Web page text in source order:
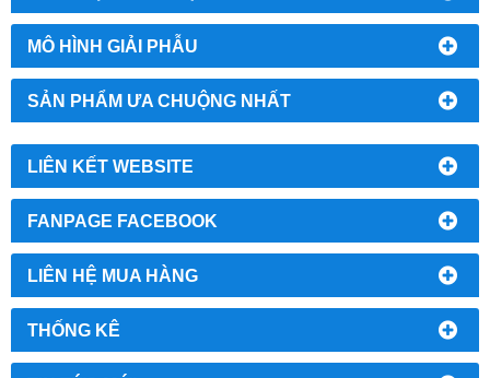
MÔ HÌNH GIẢI PHẪU
SẢN PHẨM ƯA CHUỘNG NHẤT
LIÊN KẾT WEBSITE
FANPAGE FACEBOOK
LIÊN HỆ MUA HÀNG
THỐNG KÊ